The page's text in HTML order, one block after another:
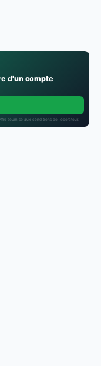
d'un compte
soumise aux conditions de l’opérateur.